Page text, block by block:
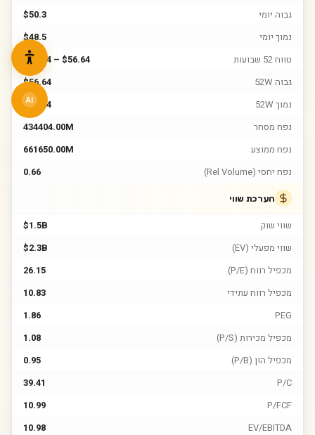
גבוה יומי
$50.3
נמוך יומי
$48.5
טווח 52 שבועות
$31.44 – $56.64
גבוה 52W
$56.64
נמוך 52W
$31.44
נפח מסחר
434404.00M
נפח ממוצע
661650.00M
נפח יחסי (Rel Volume)
0.66
הערכת שווי
שווי שוק
$1.5B
שווי מפעלי (EV)
$2.3B
מכפיל רווח (P/E)
26.15
מכפיל רווח עתידי
10.83
PEG
1.86
מכפיל מכירות (P/S)
1.08
מכפיל הון (P/B)
0.95
P/C
39.41
P/FCF
10.99
EV/EBITDA
10.98
AI